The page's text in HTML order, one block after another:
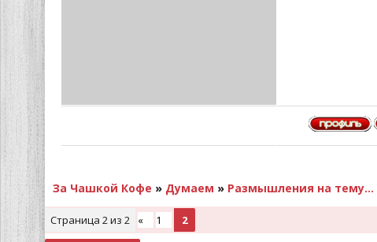
За Чашкой Кофе » Думаем » Размышления на тему...
Страница 2из 2 « 1 2